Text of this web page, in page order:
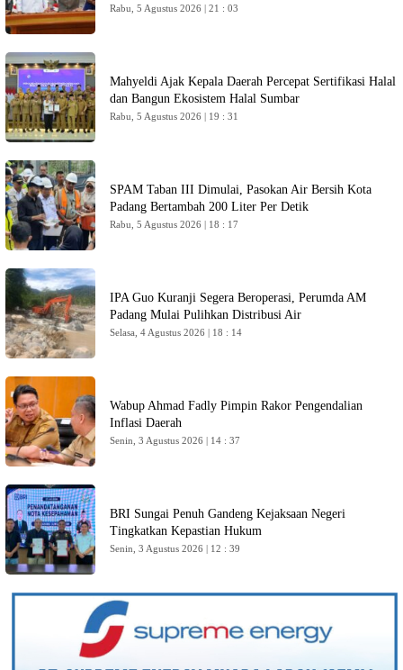
Rabu, 5 Agustus 2026 | 21 : 03
Mahyeldi Ajak Kepala Daerah Percepat Sertifikasi Halal
dan Bangun Ekosistem Halal Sumbar
Rabu, 5 Agustus 2026 | 19 : 31
SPAM Taban III Dimulai, Pasokan Air Bersih Kota
Padang Bertambah 200 Liter Per Detik
Rabu, 5 Agustus 2026 | 18 : 17
IPA Guo Kuranji Segera Beroperasi, Perumda AM
Padang Mulai Pulihkan Distribusi Air
Selasa, 4 Agustus 2026 | 18 : 14
Wabup Ahmad Fadly Pimpin Rakor Pengendalian
Inflasi Daerah
Senin, 3 Agustus 2026 | 14 : 37
BRI Sungai Penuh Gandeng Kejaksaan Negeri
Tingkatkan Kepastian Hukum
Senin, 3 Agustus 2026 | 12 : 39